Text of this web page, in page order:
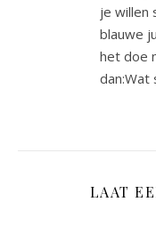
je willen
blauwe
het doe
dan:Wat
LAAT